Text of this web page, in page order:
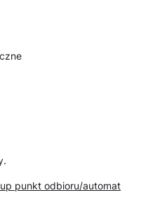
punkt odbioru/automat